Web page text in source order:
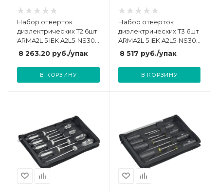
Набор отверток
диэлектрических Т2 6шт
ARMA2L 5 IEK A2L5-NS30-
T2-06
8 263.20 руб./упак
В КОРЗИНУ
Набор отверток
диэлектрических Т3 6шт
ARMA2L 5 IEK A2L5-NS30-
T3-06
8 517 руб./упак
В КОРЗИНУ